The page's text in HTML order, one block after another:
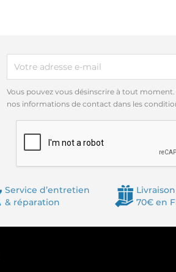
Vous pouvez vous désinscrire à tout
nos informations de contact dans les
Service d’entretien
& réparation
70€ en